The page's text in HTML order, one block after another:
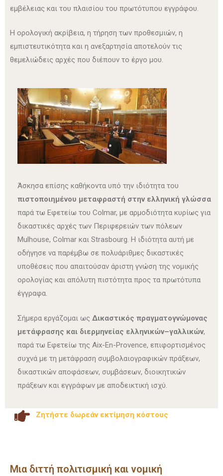
εμβέλειας και του πλαισίου του πρωτότυπου εγγράφου.
Η ορολογική ακρίβεια, η τήρηση των προθεσμιών, η
εμπιστευτικότητα και η ανεξαρτησία αποτελούν τις
θεμελιώδεις αρχές που διέπουν το έργο μου.
Άσκησα επίσης καθήκοντα υπό την ιδιότητα του
πιστοποιημένου μεταφραστή στην ελληνική γλώσσα
παρά τω Εφετείω του Colmar, με αρμοδιότητα κυρίως για
δικαστικές αρχές των Περιφερειών των πόλεων
Mulhouse, Colmar και Strasbourg. Η ιδιότητα αυτή με
οδήγησε να παρέμβω σε πολυάριθμες δικαστικές
υποθέσεις που απαιτούσαν άριστη γνώση της νομικής
ορολογίας και απόλυτη πιστότητα προς τα πρωτότυπα
έγγραφα.
Σήμερα εργάζομαι ως Δικαστικός πραγματογνώμονας
μετάφρασης και διερμηνείας ελληνικών–γαλλικών,
παρά τω Εφετείω της Aix-En-Provence, επιφορτισμένος
συχνά με τη μετάφραση συμβολαιογραφικών πράξεων,
δικαστικών αποφάσεων, συμβάσεων, διοικητικών
πράξεων και εγγράφων με αποδεικτική ισχύ.
Ζητήστε δωρεάν εκτίμηση κόστους
Μια διττή πολιτισμική και νομική